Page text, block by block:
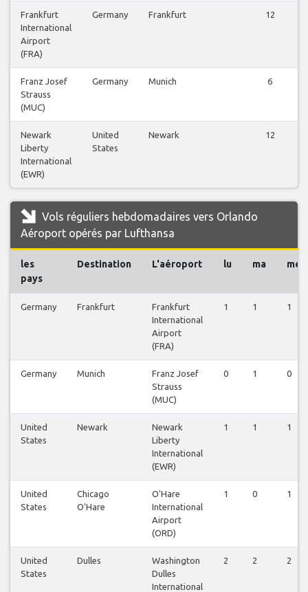
Frankfurt
International
Airport
(FRA)
Germany Frankfurt 12
Franz Josef
Strauss
(MUC)
Germany Munich 6
Newark
Liberty
International
(EWR)
United
States
Newark 12
Vols réguliers hebdomadaires vers Orlando
Aéroport opérés par Lufthansa
les
pays
Destination L'aéroport lu ma me
Germany Frankfurt
Frankfurt
International
Airport
(FRA)
1 1 1
Germany Munich
Franz Josef
Strauss
(MUC)
0 1 0
United
States
Newark
Newark
Liberty
International
(EWR)
1 1 1
United
States
Chicago
O'Hare
O'Hare
International
Airport
(ORD)
1 0 1
United
States
Dulles
Washington
Dulles
International
2 2 2